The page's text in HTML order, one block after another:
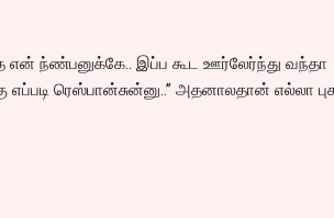
என் ந்ண்பனுக்கே.. இப்ப கூட ஊர்லேர்ந்து வந்தா
ரெஸ்பான்சுன்னு..” அதனாலதான் எல்லா